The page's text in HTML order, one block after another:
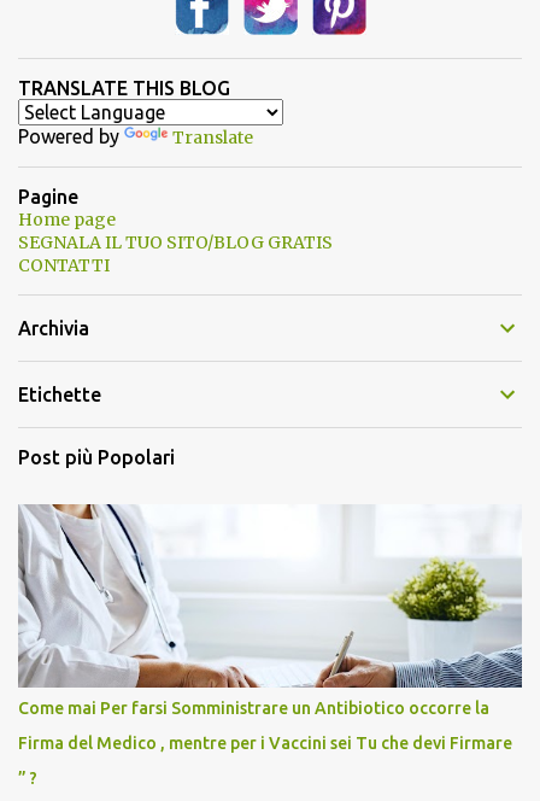
TRANSLATE THIS BLOG
Powered by Translate
Pagine
Home page
SEGNALA IL TUO SITO/BLOG GRATIS
CONTATTI
Archivia
Etichette
Post più Popolari
Come mai Per farsi Somministrare un Antibiotico occorre la
Firma del Medico , mentre per i Vaccini sei Tu che devi Firmare
” ?